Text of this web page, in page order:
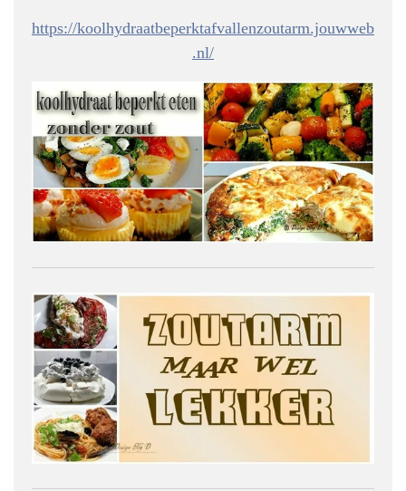
https://koolhydraatbeperktafvallenzoutarm.jouwweb
.nl/